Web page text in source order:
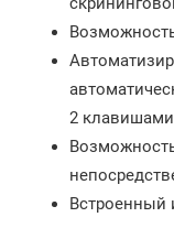
2
Встроенный